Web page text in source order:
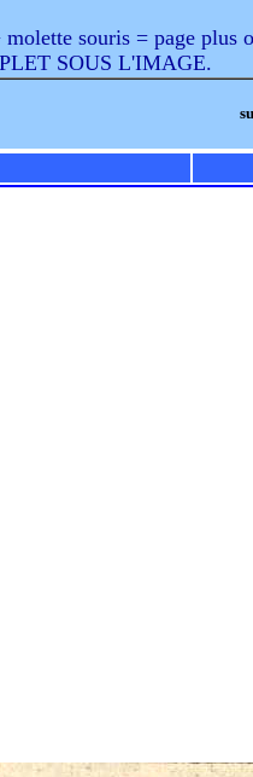
souris = page plus
SOUS L'IMAGE.